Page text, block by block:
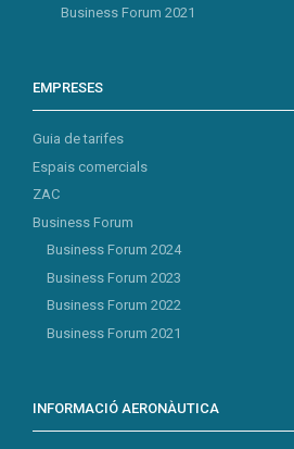
Business Forum 2021
EMPRESES
Guia de tarifes
Espais comercials
ZAC
Business Forum
Business Forum 2024
Business Forum 2023
Business Forum 2022
Business Forum 2021
INFORMACIÓ AERONÀUTICA